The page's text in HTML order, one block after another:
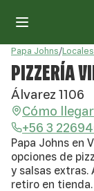
Papa Johns/Locales
PIZZERÍA
Álvarez 1106
Cómo llegar
+56 3
Papa Johns en
opciones de
y salsas extras.
retiro en